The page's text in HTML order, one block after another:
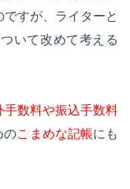
すが、ライターと
いて改めて考える
手数料や振込手数料
のこまめな記帳にも